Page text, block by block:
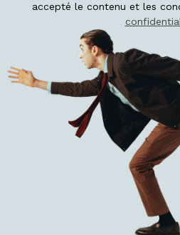
accepté le contenu et les